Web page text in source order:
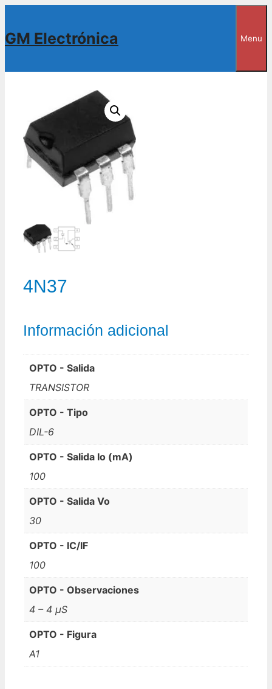
contenido
GM Electrónica Menu
4N37
Información adicional
OPTO - Salida
TRANSISTOR
OPTO - Tipo
DIL-6
OPTO - Salida Io (mA)
100
OPTO - Salida Vo
30
OPTO - IC/IF
100
OPTO - Observaciones
4 – 4 µS
OPTO - Figura
A1